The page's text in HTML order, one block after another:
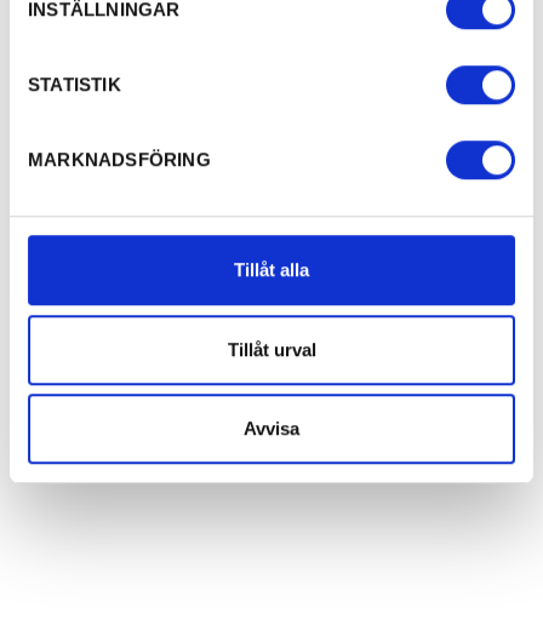
INSTÄLLNINGAR
STATISTIK
MARKNADSFÖRING
Tillåt alla
Tillåt urval
Avvisa